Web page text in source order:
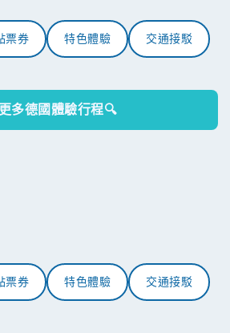
票券 特色體驗 交通接駁
多德國體驗行程🔍
票券 特色體驗 交通接駁